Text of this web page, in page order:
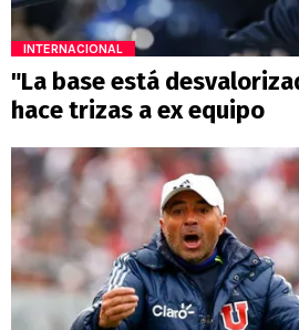
INTERNACIONAL
"La base está
hace trizas a ex equipo